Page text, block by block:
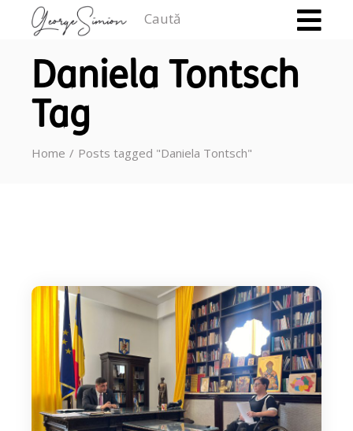
Daniela Tontsch
Tag
Home Posts tagged "Daniela Tontsch"